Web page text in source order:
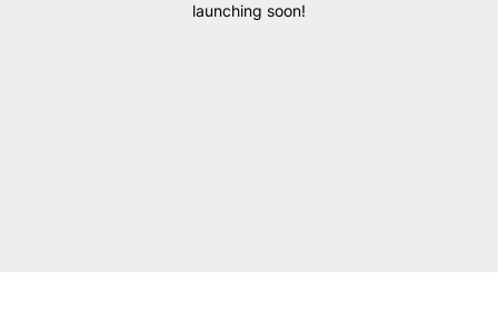
launching soon!